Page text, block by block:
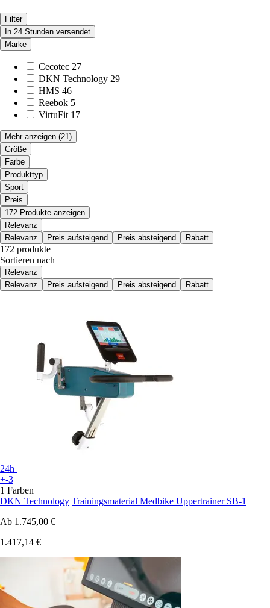
Filter
In 24 Stunden versendet
Marke
Cecotec 27
DKN Technology 29
HMS 46
Reebok 5
VirtuFit 17
Mehr anzeigen (21)
Größe
Farbe
Produkttyp
Sport
Preis
172 Produkte anzeigen
Relevanz
Relevanz
Preis aufsteigend Preis absteigend Rabatt
172 produkte
Sortieren nach
Relevanz
Relevanz
Preis aufsteigend Preis absteigend Rabatt
24h
+-3
1 Farben
DKN Technology Trainingsmaterial Medbike Uppertrainer SB-1
Ab 1.745,00 €
1.417,14 €